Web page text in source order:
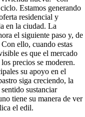
Estamos generando
residencial y
en la ciudad. La
el siguiente paso y, de
ello, cuando estas
es que el mercado
precios se moderen.
su apoyo en el
siga creciendo, la
sustanciar
tiene su manera de ver
el edil.